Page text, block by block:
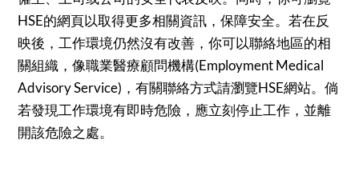
HSE的網頁以取得更多相關資訊，保障安全。若在反
映後，工作環境仍然沒有改善，你可以聯絡地區的相
關組織，像職業醫療顧問機構(Employment Medical
Advisory Service)，有關聯絡方式請瀏覽HSE網站。倘
若發現工作環境有即時危險，應立刻停止工作，並離
開該危險之處。